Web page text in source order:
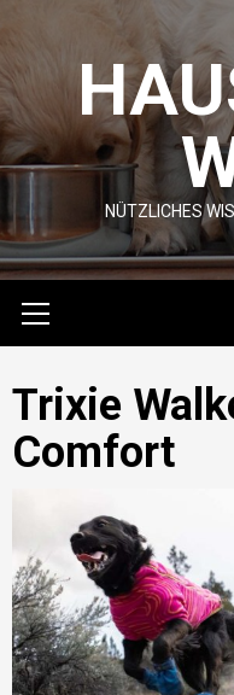
content
NÜTZLICHES
Menu
Trixie
Comfort